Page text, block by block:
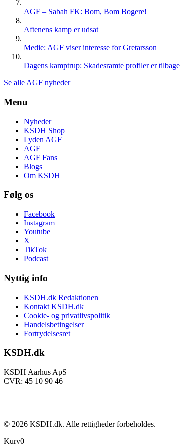
AGF – Sabah FK: Bom, Bom Bogere!
Aftenens kamp er udsat
Medie: AGF viser interesse for Gretarsson
Dagens kamptrup: Skadesramte profiler er tilbage
Se alle AGF nyheder
Menu
Nyheder
KSDH Shop
Lyden AGF
AGF
AGF Fans
Blogs
Om KSDH
Følg os
Facebook
Instagram
Youtube
X
TikTok
Podcast
Nyttig info
KSDH.dk Redaktionen
Kontakt KSDH.dk
Cookie- og privatlivspolitik
Handelsbetingelser
Fortrydelsesret
KSDH.dk
KSDH Aarhus ApS
CVR: 45 10 90 46
© 2026 KSDH.dk. Alle rettigheder forbeholdes.
Kurv0